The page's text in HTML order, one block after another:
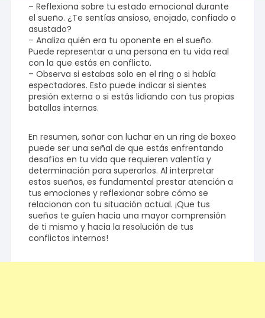
– Reflexiona sobre tu estado emocional durante
el sueño. ¿Te sentías ansioso, enojado, confiado o
asustado?
– Analiza quién era tu oponente en el sueño.
Puede representar a una persona en tu vida real
con la que estás en conflicto.
– Observa si estabas solo en el ring o si había
espectadores. Esto puede indicar si sientes
presión externa o si estás lidiando con tus propias
batallas internas.
En resumen, soñar con luchar en un ring de boxeo
puede ser una señal de que estás enfrentando
desafíos en tu vida que requieren valentía y
determinación para superarlos. Al interpretar
estos sueños, es fundamental prestar atención a
tus emociones y reflexionar sobre cómo se
relacionan con tu situación actual. ¡Que tus
sueños te guíen hacia una mayor comprensión
de ti mismo y hacia la resolución de tus
conflictos internos!